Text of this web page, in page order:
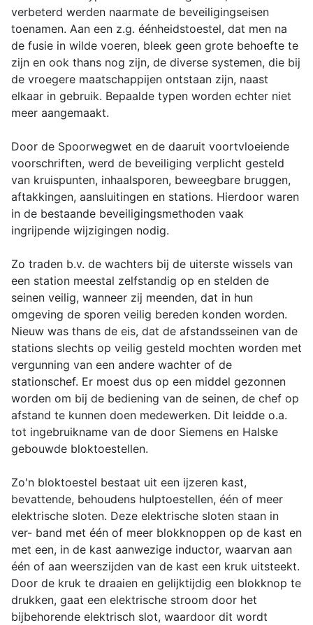
verbeterd werden naarmate de beveiligingseisen
toenamen. Aan een z.g. éénheidstoestel, dat men na
de fusie in wilde voeren, bleek geen grote behoefte te
zijn en ook thans nog zijn, de diverse systemen, die bij
de vroegere maatschappijen ontstaan zijn, naast
elkaar in gebruik. Bepaalde typen worden echter niet
meer aangemaakt.
Door de Spoorwegwet en de daaruit voortvloeiende
voorschriften, werd de beveiliging verplicht gesteld
van kruispunten, inhaalsporen, beweegbare bruggen,
aftakkingen, aansluitingen en stations. Hierdoor waren
in de bestaande beveiligingsmethoden vaak
ingrijpende wijzigingen nodig.
Zo traden b.v. de wachters bij de uiterste wissels van
een station meestal zelfstandig op en stelden de
seinen veilig, wanneer zij meenden, dat in hun
omgeving de sporen veilig bereden konden worden.
Nieuw was thans de eis, dat de afstandsseinen van de
stations slechts op veilig gesteld mochten worden met
vergunning van een andere wachter of de
stationschef. Er moest dus op een middel gezonnen
worden om bij de bediening van de seinen, de chef op
afstand te kunnen doen medewerken. Dit leidde o.a.
tot ingebruikname van de door Siemens en Halske
gebouwde bloktoestellen.
Zo'n bloktoestel bestaat uit een ijzeren kast,
bevattende, behoudens hulptoestellen, één of meer
elektrische sloten. Deze elektrische sloten staan in
ver- band met één of meer blokknoppen op de kast en
met een, in de kast aanwezige inductor, waarvan aan
één of aan weerszijden van de kast een kruk uitsteekt.
Door de kruk te draaien en gelijktijdig een blokknop te
drukken, gaat een elektrische stroom door het
bijbehorende elektrisch slot, waardoor dit wordt